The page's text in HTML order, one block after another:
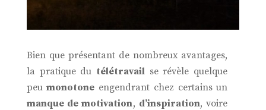
Bien que présentant de nombreux avantages,
la pratique du télétravail se révèle quelque
peumonotone engendrant chez certains un
manque de motivation, d’inspiration, voire